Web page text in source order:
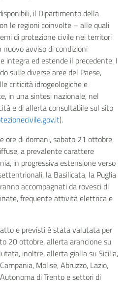
il Dipartimento della
le regioni coinvolte – alle quali
di protezione civile nei territori
avviso di condizioni
integra ed estende il precedente. I
sulle diverse aree del Paese,
criticità idrogeologiche e
in una sintesi nazionale, nel
e di allerta consultabile sul sito
).
ore di domani, sabato 21 ottobre,
a prevalente carattere
in progressiva estensione verso
la Basilicata, la Puglia
accompagnati da rovesci di
frequente attività elettrica e
e previsti è stata valutata per
20 ottobre, allerta arancione su
inoltre, allerta gialla su Sicilia,
Molise, Abruzzo, Lazio,
di Trento e settori di